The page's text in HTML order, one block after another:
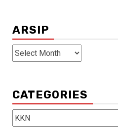
ARSIP
ARSIP
CATEGORIES
Categories